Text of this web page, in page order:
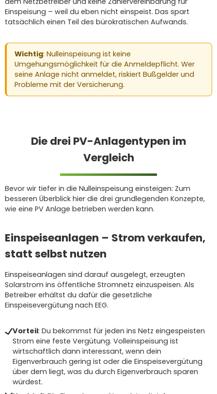
Einspeisung – weil du eben nicht einspeist. Das spart
tatsächlich einen Teil des bürokratischen Aufwands.
Wichtig: Nulleinspeisung ist keine
Umgehungsmöglichkeit für die Anmeldepflicht. Wer
seine Anlage nicht anmeldet, riskiert Bußgelder und
Probleme mit der Versicherung.
Die drei PV-Anlagentypen im
Vergleich
Bevor wir tiefer in die Nulleinspeisung einsteigen: Zum
besseren Überblick hier die drei grundlegenden Konzepte,
wie eine PV Anlage betrieben werden kann.
Einspeiseanlagen – Strom verkaufen,
statt selbst nutzen
Einspeiseanlagen sind darauf ausgelegt, erzeugten
Solarstrom ins öffentliche Stromnetz einzuspeisen. Als
Betreiber erhältst du dafür die gesetzliche
Einspeisevergütung nach EEG.
Vorteil: Du bekommst für jeden ins Netz eingespeisten
Strom eine feste Vergütung. Volleinspeisung ist
wirtschaftlich dann interessant, wenn dein
Eigenverbrauch gering ist oder die Einspeisevergütung
über dem liegt, was du durch Eigenverbrauch sparen
würdest.